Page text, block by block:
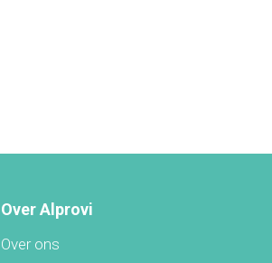
Over Alprovi
Over ons